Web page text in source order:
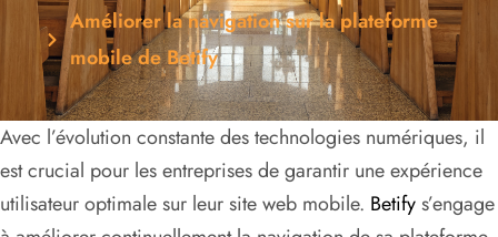
Améliorer la navigation sur la plateforme
mobile de Betify
Avec l’évolution constante des technologies numériques, il
est crucial pour les entreprises de garantir une expérience
utilisateur optimale sur leur site web mobile. Betifys’engage